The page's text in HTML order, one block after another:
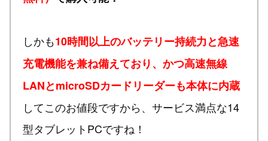
しかも10時間以上のバッテリー持続力と急速
充電機能を兼ね備えており、かつ高速無線
LANとmicroSDカードリーダーも本体に内蔵
してこのお値段ですから、サービス満点な14
型タブレットPCですね！